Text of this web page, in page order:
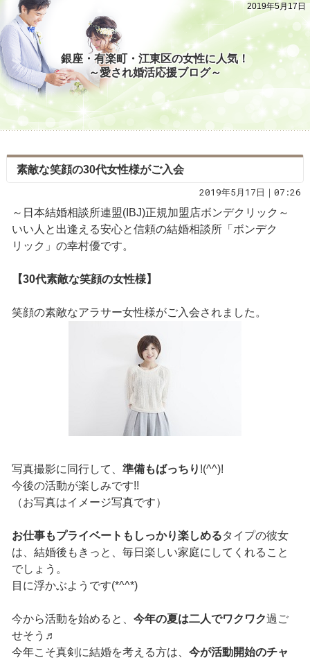
2019年5月17日
銀座・有楽町・江東区の女性に人気！
～愛され婚活応援ブログ～
素敵な笑顔の30代女性様がご入会
2019年5月17日｜07:26
～日本結婚相談所連盟(IBJ)正規加盟店ボンデクリック～
いい人と出逢える安心と信頼の結婚相談所「ボンデク
リック」の幸村優です。
【30代素敵な笑顔の女性様】
笑顔の素敵なアラサー女性様がご入会されました。
写真撮影に同行して、 準備もばっちり !(^^)!
今後の活動が楽しみです!!
（お写真はイメージ写真です）
お仕事もプライベートもしっかり楽しめるタイプの彼女
は、結婚後もきっと、毎日楽しい家庭にしてくれること
でしょう。
目に浮かぶようです(*^^*)
今から活動を始めると、 今年の夏は二人でワクワク過ご
せそう♬
今年こそ真剣に結婚を考える方は、 今が活動開始のチャ